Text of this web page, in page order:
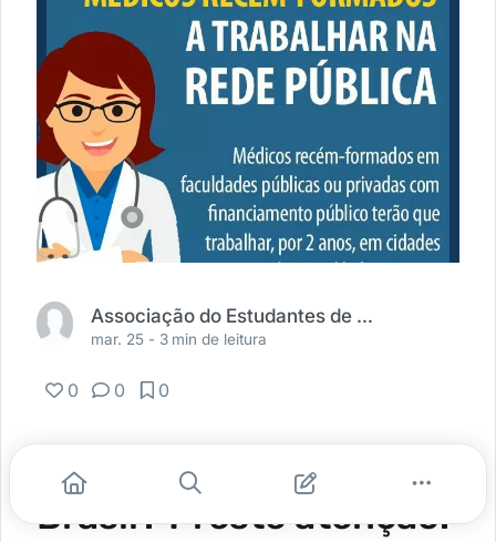
Associação do Estudantes de Medicina do Brasil
mar. 25 - 3 min de leitura
0 0 0
Quer ser médico no
Brasil? Preste atenção.